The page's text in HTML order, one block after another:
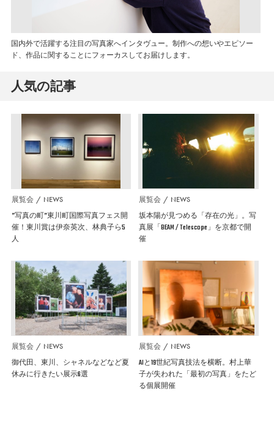
国内外で活躍する注目の写真家へインタヴュー。制作への想いやエピソー
ド、作品に関することにフォーカスしてお届けします。
人気の記事
展覧会 NEWS
”写真の町”東川町国際写真フェス開
催！東川賞は伊奈英次、林典子ら5
人
展覧会 NEWS
坂本陽が見つめる「存在の光」。写
真展「BEAM / Telescope」を京都で開
催
展覧会 NEWS
御代田、東川、シャネルなどなど夏
休みに行きたい展示6選
展覧会 NEWS
AIと19世紀写真技法を横断。村上華
子が失われた「最初の写真」をたど
る個展開催